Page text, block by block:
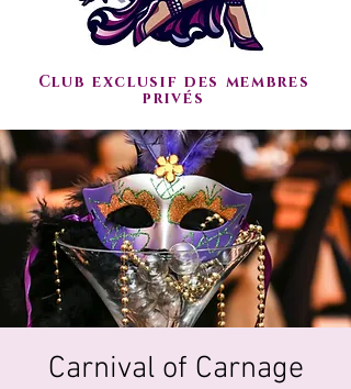
Club exclusif des membres
privés
Carnival of Carnage